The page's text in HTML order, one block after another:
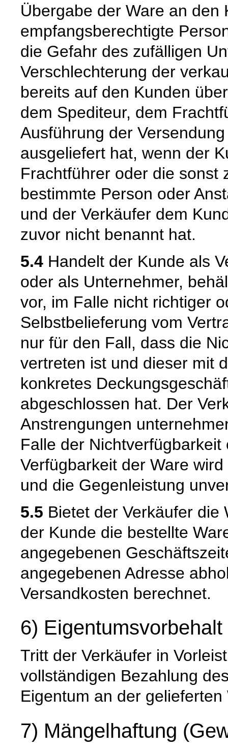
Übergabe der Ware an den
empfangsberechtigte
die Gefahr des zufälligen
Verschlechterung der
bereits auf den Kunden
dem Spediteur, dem
Ausführung der
ausgeliefert hat, wenn der
Frachtführer oder die sonst
bestimmte Person oder
und der Verkäufer dem
zuvor nicht benannt hat.
5.4 Handelt der Kunde als
oder als Unternehmer,
vor, im Falle nicht richtiger
Selbstbelieferung vom
nur für den Fall, dass die
vertreten ist und dieser mit
konkretes
abgeschlossen hat. Der
Anstrengungen
Falle der
Verfügbarkeit der Ware
und die Gegenleistung
5.5 Bietet der Verkäufer die
der Kunde die bestellte
angegebenen
angegebenen Adresse
Versandkosten berechnet.
6) Eigentumsvorbehalt
Tritt der Verkäufer in
vollständigen Bezahlung
Eigentum an der gelieferten
7) Mängelhaftung